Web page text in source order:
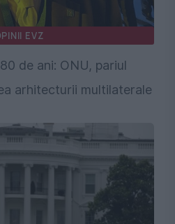
EVZ
de ani: ONU, pariul
arhitecturii multilaterale